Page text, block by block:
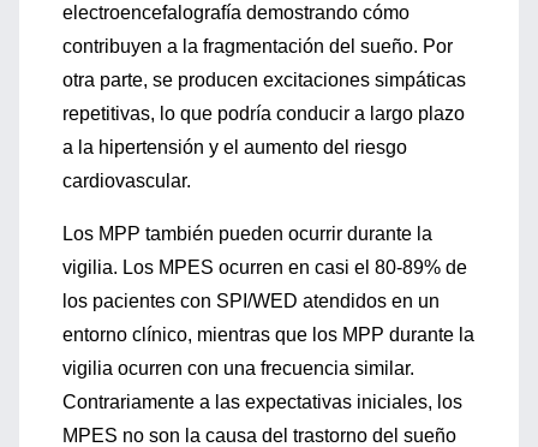
electroencefalografía demostrando cómo
contribuyen a la fragmentación del sueño. Por
otra parte, se producen excitaciones simpáticas
repetitivas, lo que podría conducir a largo plazo
a la hipertensión y el aumento del riesgo
cardiovascular.
Los MPP también pueden ocurrir durante la
vigilia. Los MPES ocurren en casi el 80-89% de
los pacientes con SPI/WED atendidos en un
entorno clínico, mientras que los MPP durante la
vigilia ocurren con una frecuencia similar.
Contrariamente a las expectativas iniciales, los
MPES no son la causa del trastorno del sueño